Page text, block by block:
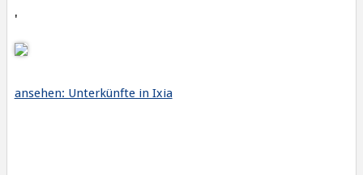
'
ansehen: Unterkünfte in Ixia